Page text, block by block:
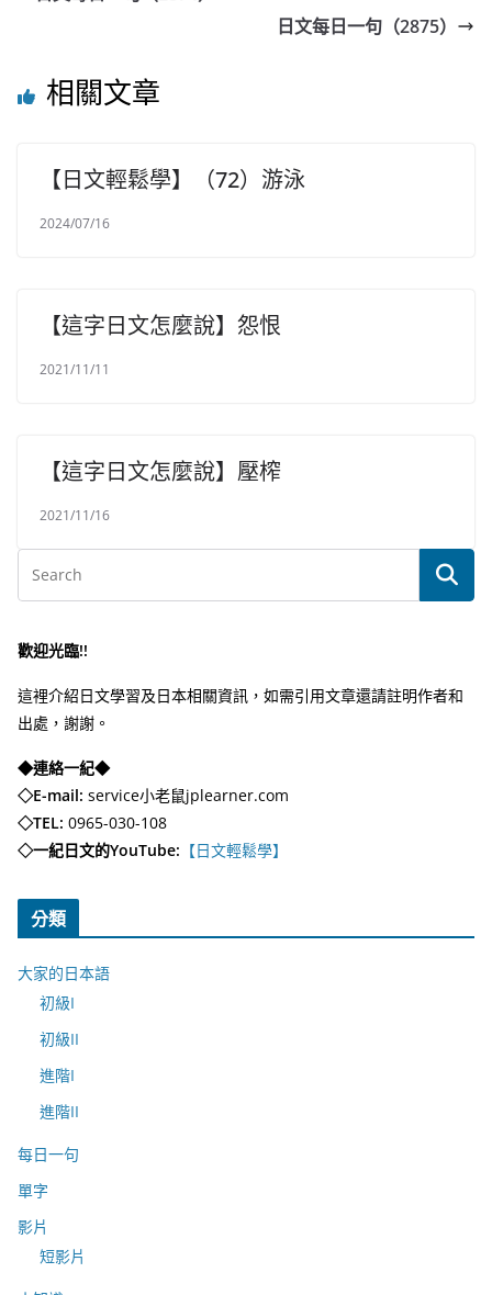
日文每日一句（2875）
相關文章
【日文輕鬆學】（72）游泳
2024/07/16
【這字日文怎麼說】怨恨
2021/11/11
【這字日文怎麼說】壓榨
2021/11/16
歡迎光臨!!
這裡介紹日文學習及日本相關資訊，如需引用文章還請註明作者和
出處，謝謝。
◆連絡一紀◆
◇E-mail: service小老鼠jplearner.com
◇TEL: 0965-030-108
◇一紀日文的YouTube: 【日文輕鬆學】
分類
大家的日本語
初級I
初級II
進階I
進階II
每日一句
單字
影片
短影片